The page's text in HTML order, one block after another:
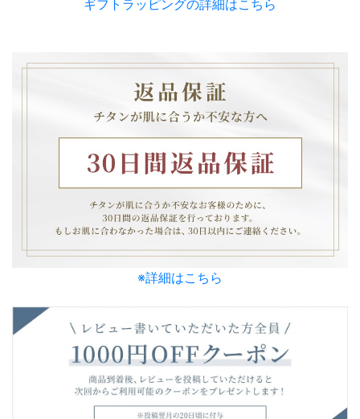
ギフトラッピングの詳細はこちら
※詳細はこちら